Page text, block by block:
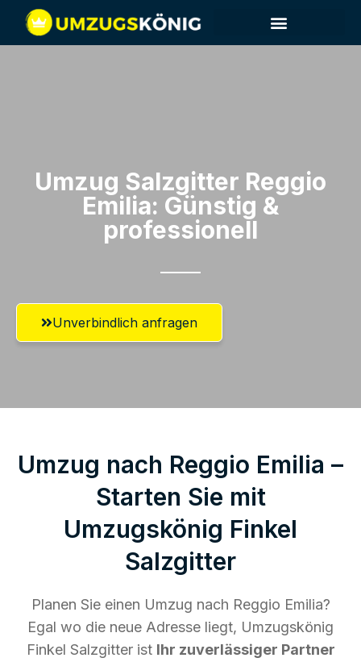
Umzug Salzgitter​ Reggio
Emilia: Günstig &
professionell​
Unverbindlich anfragen
Umzug nach Reggio Emilia –
Starten Sie mit
Umzugskönig Finkel
Salzgitter
Planen Sie einen Umzug nach Reggio Emilia?
Egal wo die neue Adresse liegt, Umzugskönig
Finkel Salzgitter ist Ihr zuverlässiger Partner